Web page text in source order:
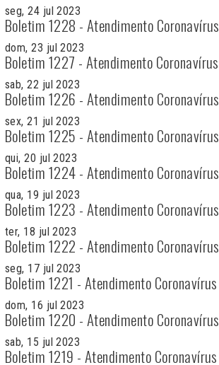
seg, 24 jul 2023
Boletim 1228 - Atendimento Coronavírus
dom, 23 jul 2023
Boletim 1227 - Atendimento Coronavírus
sab, 22 jul 2023
Boletim 1226 - Atendimento Coronavírus
sex, 21 jul 2023
Boletim 1225 - Atendimento Coronavírus
qui, 20 jul 2023
Boletim 1224 - Atendimento Coronavírus
qua, 19 jul 2023
Boletim 1223 - Atendimento Coronavírus
ter, 18 jul 2023
Boletim 1222 - Atendimento Coronavírus
seg, 17 jul 2023
Boletim 1221 - Atendimento Coronavírus
dom, 16 jul 2023
Boletim 1220 - Atendimento Coronavírus
sab, 15 jul 2023
Boletim 1219 - Atendimento Coronavírus